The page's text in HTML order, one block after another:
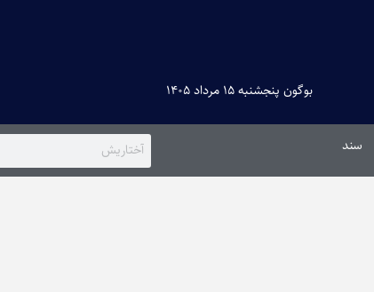
بوگون پنجشنبه ۱۵ مرداد ۱۴۰۵
سند